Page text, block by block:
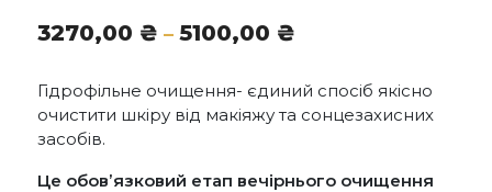
3270,00 ₴ – 5100,00 ₴
від
3270,00 ₴
до
Гідрофільне очищення- єдиний спосіб якісно
очистити шкіру від макіяжу та сонцезахисних
засобів.
Це обовʼязковий етап вечірнього очищення